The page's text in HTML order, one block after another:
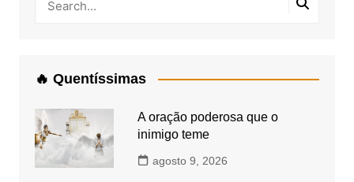
🔥 Quentíssimas
A oração poderosa que o
inimigo teme
agosto 9, 2026